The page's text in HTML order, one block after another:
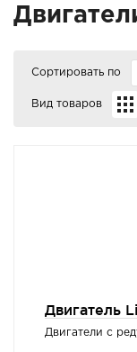
Сортировать по
Вид товаров
Двигатель
Двигатели с